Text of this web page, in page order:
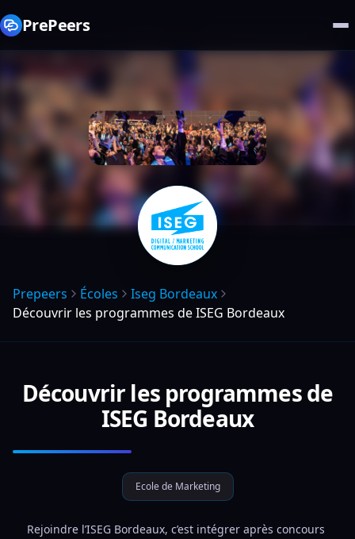
PrePeers
Prepeers Écoles
Iseg Bordeaux
Découvrir les programmes de ISEG Bordeaux
Découvrir les programmes de
ISEG Bordeaux
Ecole de Marketing
Rejoindre l’ISEG Bordeaux, c’est intégrer après concours